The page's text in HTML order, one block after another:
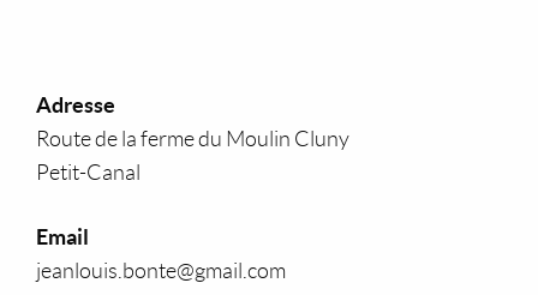
Adresse
Route de la ferme du Moulin Cluny
Petit-Canal
Email
jeanlouis.bonte@gmail.com